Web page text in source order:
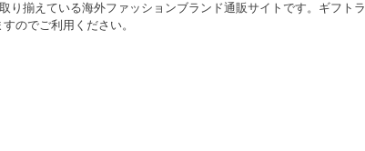
り揃えている海外ファッションブランド通販サイトです。ギフトラ
のでご利用ください。